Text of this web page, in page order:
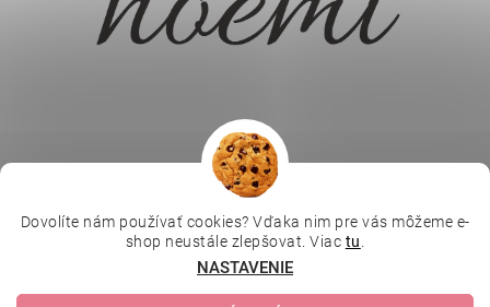
Depilujeme.cz | Kosmetická škola | Online kosmetické kurzy |
MikroArt | Ella Baché
Dovolíte nám používať cookies? Vďaka nim pre vás môžeme e-
shop neustále zlepšovat. Viac tu
NASTAVENIE